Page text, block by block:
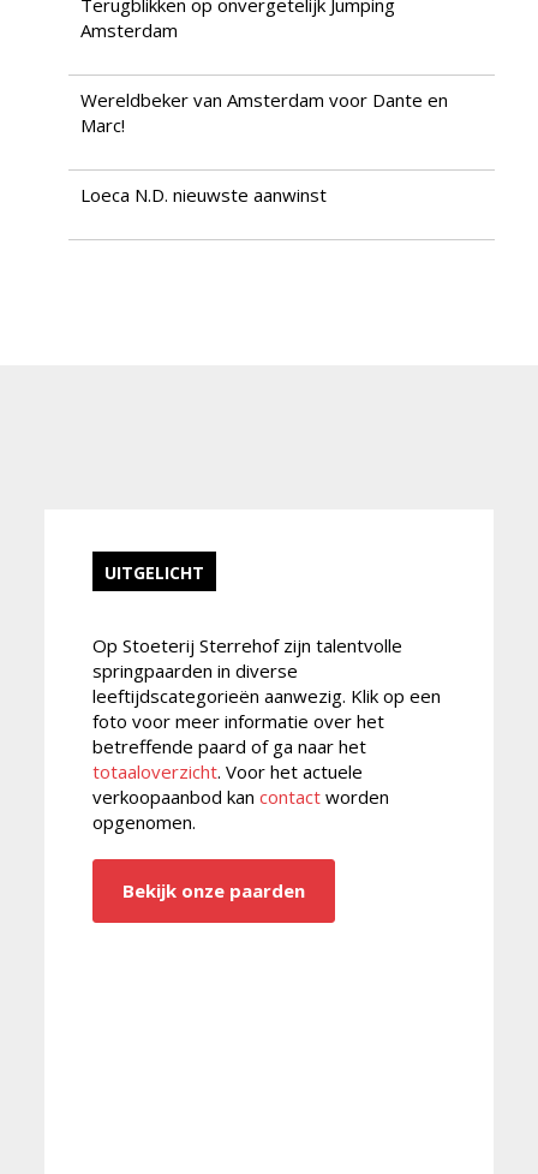
Terugblikken op onvergetelijk Jumping
Amsterdam
Wereldbeker van Amsterdam voor Dante en
Marc!
Loeca N.D. nieuwste aanwinst
UITGELICHT
Op Stoeterij Sterrehof zijn talentvolle
springpaarden in diverse
leeftijdscategorieën aanwezig. Klik op een
foto voor meer informatie over het
betreffende paard of ga naar het
totaaloverzicht. Voor het actuele
verkoopaanbod kancontact worden
opgenomen.
Bekijk onze paarden